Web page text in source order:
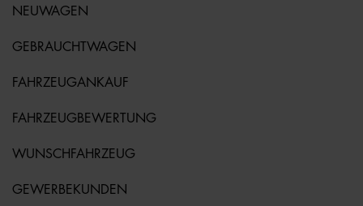
NEUWAGEN
GEBRAUCHTWAGEN
FAHRZEUGANKAUF
FAHRZEUGBEWERTUNG
WUNSCHFAHRZEUG
GEWERBEKUNDEN